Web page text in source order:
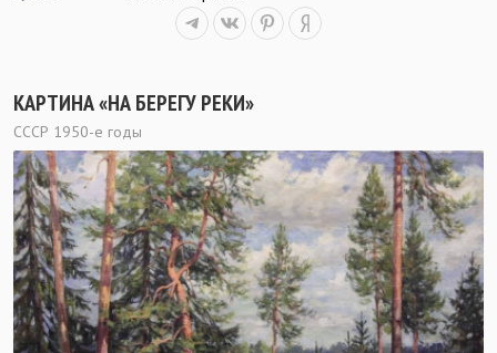
КАРТИНА «НА БЕРЕГУ РЕКИ»
СССР 1950-е годы